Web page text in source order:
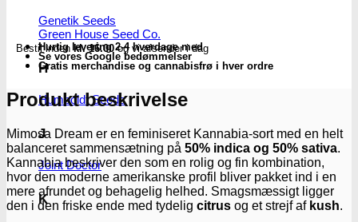
Genetik Seeds
Green House Seed Co.
H
Humboldt Seeds
J
Joint Doctor
K
skunkfrø
Kannabia
Seeds
Bestil indenkl. 16.00og vi afsender i dag
Hurtig levering 2-4 hverdage med
Se vores Google bedømmelser
Gratis merchandise og cannabisfrø i hver ordre
Produkt beskrivelse
Mimosa Dream er en feminiseret Kannabia-sort med en helt
balanceret sammensætning på 50% indica og 50% sativa.
Kannabia beskriver den som en rolig og fin kombination,
hvor den moderne amerikanske profil bliver pakket ind i en
mere afrundet og behagelig helhed. Smagsmæssigt ligger
den i den friske ende med tydelig citrus og et strejf af kush.